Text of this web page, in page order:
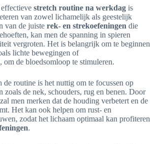
stretch routine na werkdag is
van zowel lichamelijk als geestelijk
van de juiste rek- en strekoefeningen die
kan men de spanning in spieren
vergroten. Het is belangrijk om te beginnen
lichte bewegingen of
om de bloedsomloop te stimuleren.
de routine is het nuttig om te focussen op
zoals de nek, schouders, rug en benen. Door
men merken dat de houding verbetert en de
Het kan ook helpen om rust- en
zodat het lichaam optimaal kan profiteren
.